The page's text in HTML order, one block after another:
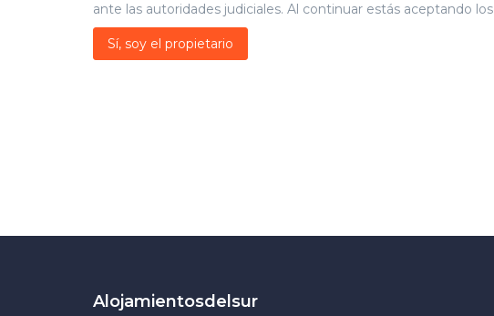
ante las autoridades judiciales. Al continuar estás aceptando los
Sí, soy el propietario
Alojamientosdelsur